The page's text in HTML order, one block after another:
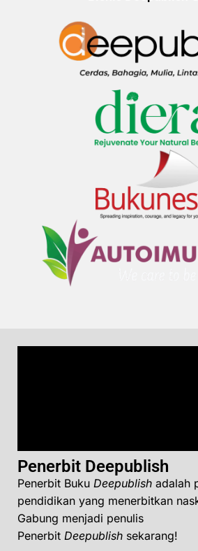
Penerbit Deepublish
Penerbit Buku Deepublish adalah
pendidikan yang menerbitkan
Gabung menjadi penulis
Penerbit Deepublish sekarang!